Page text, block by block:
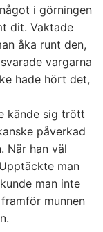
i görningen
dit. Vaktade
åka runt den,
vargarna
hade hört det,
kände sig trött
påverkad
När han väl
man
man inte
munnen